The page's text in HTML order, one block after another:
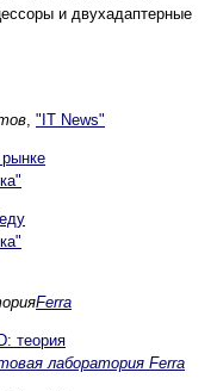
и двухадаптерные
, "IT News"
Ferra
теория
лаборатория Ferra